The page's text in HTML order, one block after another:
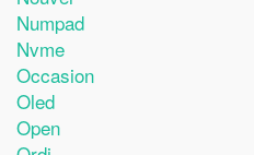
Numpad
Nvme
Occasion
Oled
Open